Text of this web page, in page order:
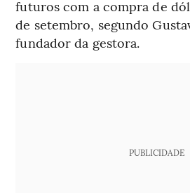
futuros com a compra de
de setembro, segundo
fundador da gestora.
PUBLICIDADE